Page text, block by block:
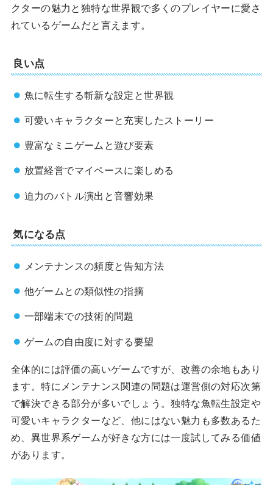
クターの魅力と独特な世界観で多くのプレイヤーに愛さ
れているゲームだと言えます。
良い点
魚に転生する斬新な設定と世界観
可愛いキャラクターと充実したストーリー
豊富なミニゲームと遊び要素
放置経営でマイペースに楽しめる
迫力のバトル演出と音響効果
気になる点
メンテナンスの頻度と告知方法
他ゲームとの類似性の指摘
一部端末での技術的問題
ゲームの自由度に対する要望
全体的には評価の高いゲームですが、改善の余地もあり
ます。特にメンテナンス関連の問題は運営側の対応次第
で解決できる部分が多いでしょう。独特な魚転生設定や
可愛いキャラクターなど、他にはない魅力も多数あるた
め、異世界系ゲームが好きな方には一度試してみる価値
があります。